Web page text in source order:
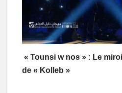
« Tounsi w nos » : Le
de « Kolleb »